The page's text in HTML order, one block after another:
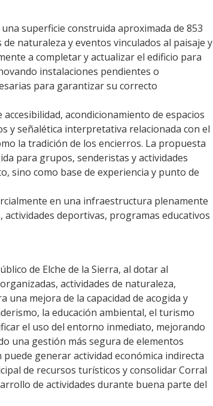
superficie construida aproximada de 853
naturaleza y eventos vinculados al paisaje y
a completar y actualizar el edificio para
instalaciones pendientes o
para garantizar su correcto
acondicionamiento de espacios
y señalética interpretativa relacionada con el
la tradición de los encierros. La propuesta
para grupos, senderistas y actividades
sino como base de experiencia y punto de
en una infraestructura plenamente
actividades deportivas, programas educativos
de Elche de la Sierra, al dotar al
actividades de naturaleza,
una mejora de la capacidad de acogida y
la educación ambiental, el turismo
el uso del entorno inmediato, mejorando
una gestión más segura de elementos
generar actividad económica indirecta
de recursos turísticos y consolidar Corral
de actividades durante buena parte del